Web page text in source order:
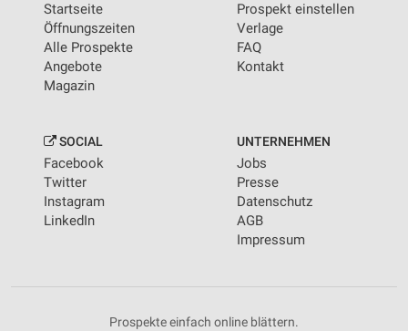
Startseite
Öffnungszeiten
Alle Prospekte
Angebote
Magazin
Prospekt einstellen
Verlage
FAQ
Kontakt
SOCIAL
Facebook
Twitter
Instagram
LinkedIn
UNTERNEHMEN
Jobs
Presse
Datenschutz
AGB
Impressum
Prospekte einfach online blättern.
Verwendung reduzierter Daten zur Auswahl von
Inhalten
IAB-Besonderheiten:
Geräte anhand von aktiv angeforderten
Nicht-IAB-Verarbeitungszwecke:
Notwendig